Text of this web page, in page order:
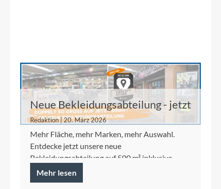
Neue Bekleidungsabteilung - jetzt
auf 500 m²
Redaktion | 20. März 2026
Mehr Fläche, mehr Marken, mehr Auswahl.
Entdecke jetzt unsere neue
Bekleidungsabteilung auf 500 m² inklusive
Ortlieb Concept Store.
Mehr lesen